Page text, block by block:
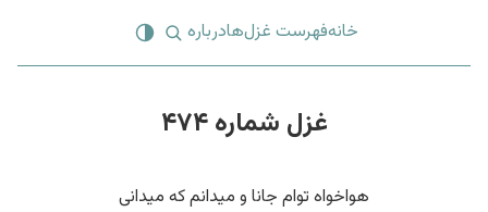
خانهفهرست غزل‌هادرباره
غزل شماره ۴۷۴
هواخواه توام جانا و میدانم که میدانی